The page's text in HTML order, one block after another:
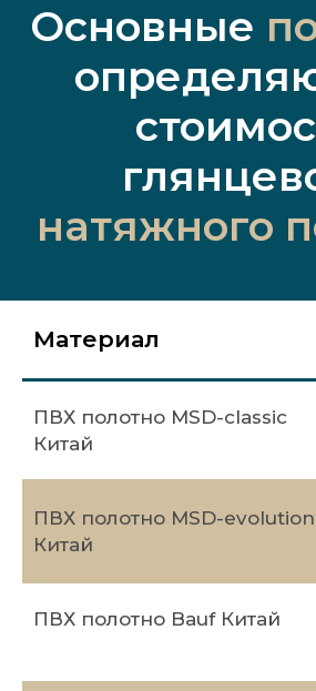
Основные
натяжного
Материал
ПВХ полотно MSD-classic
Китай
ПВХ полотно MSD-evolution
Китай
ПВХ полотно Bauf Китай